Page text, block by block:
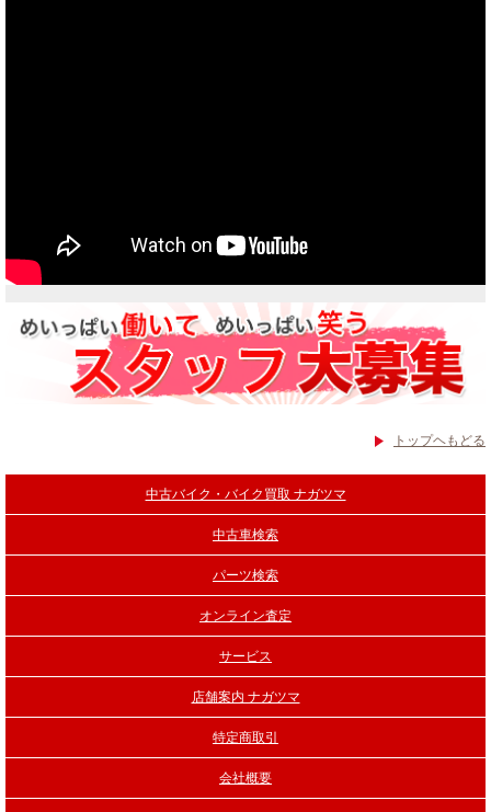
トップヘもどる
中古バイク・バイク買取 ナガツマ
中古車検索
パーツ検索
オンライン査定
サービス
店舗案内 ナガツマ
特定商取引
会社概要